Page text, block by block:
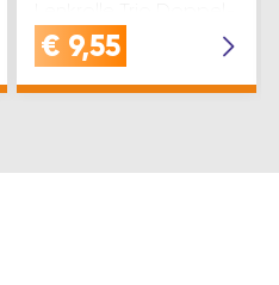
Lenkrolle Mini Stift
ø(mm): 9 Produktart:
nicht was…
€ 9,55